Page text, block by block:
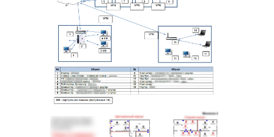
Проект сети небольшого